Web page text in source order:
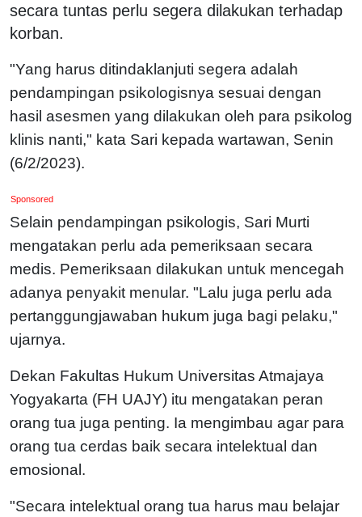
secara tuntas perlu segera dilakukan terhadap
korban.
"Yang harus ditindaklanjuti segera adalah
pendampingan psikologisnya sesuai dengan
hasil asesmen yang dilakukan oleh para psikolog
klinis nanti," kata Sari kepada wartawan, Senin
(6/2/2023).
Sponsored
Selain pendampingan psikologis, Sari Murti
mengatakan perlu ada pemeriksaan secara
medis. Pemeriksaan dilakukan untuk mencegah
adanya penyakit menular. "Lalu juga perlu ada
pertanggungjawaban hukum juga bagi pelaku,"
ujarnya.
Dekan Fakultas Hukum Universitas Atmajaya
Yogyakarta (FH UAJY) itu mengatakan peran
orang tua juga penting. Ia mengimbau agar para
orang tua cerdas baik secara intelektual dan
emosional.
"Secara intelektual orang tua harus mau belajar